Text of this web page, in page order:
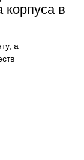
корпуса в
а